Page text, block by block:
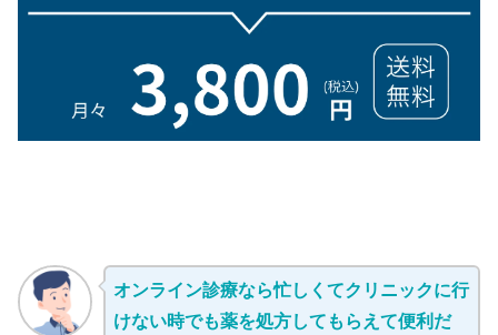
オンライン診療なら忙しくてクリニックに行
けない時でも薬を処方してもらえて便利だ